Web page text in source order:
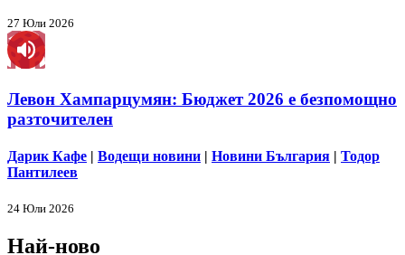
27 Юли 2026
Левон Хампарцумян: Бюджет 2026 е безпомощно
разточителен
Дарик Кафе | Водещи новини | Новини България | Тодор
Пантилеев
24 Юли 2026
Най-ново